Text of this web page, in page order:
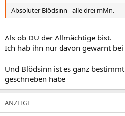
Absoluter Blödsinn - alle drei mMn.
Als ob DU der Allmächtige bist.
Ich hab ihn nur davon gewarnt bei
Und Blödsinn ist es ganz
geschrieben habe